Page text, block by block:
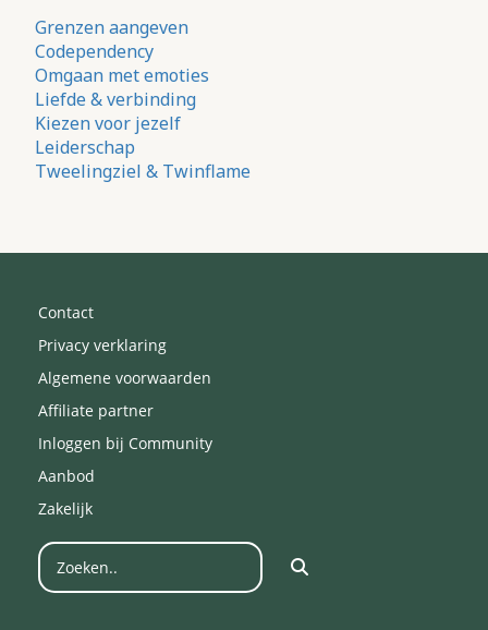
Grenzen aangeven
Codependency
Omgaan met emoties
Liefde & verbinding
Kiezen voor jezelf
Leiderschap
Tweelingziel & Twinflame
Contact
Privacy verklaring
Algemene voorwaarden
Affiliate partner
Inloggen bij Community
Aanbod
Zakelijk